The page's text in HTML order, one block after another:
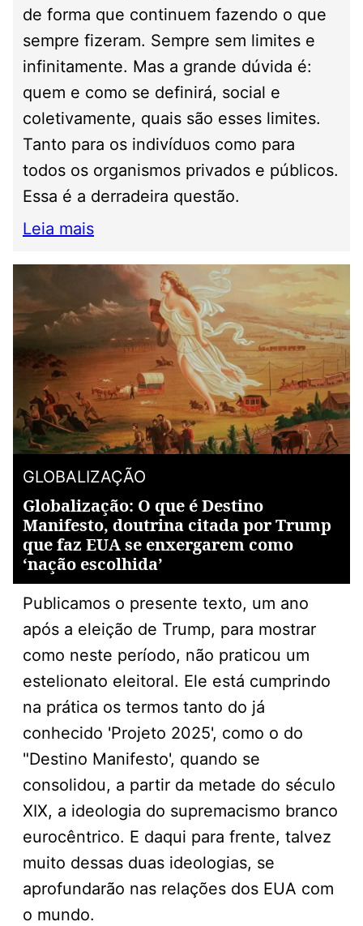
de forma que continuem fazendo o que
sempre fizeram. Sempre sem limites e
infinitamente. Mas a grande dúvida é:
quem e como se definirá, social e
coletivamente, quais são esses limites.
Tanto para os indivíduos como para
todos os organismos privados e públicos.
Essa é a derradeira questão.
Leia mais
GLOBALIZAÇÃO
Globalização: O que é Destino
Manifesto, doutrina citada por Trump
que faz EUA se enxergarem como
‘nação escolhida’
Publicamos o presente texto, um ano
após a eleição de Trump, para mostrar
como neste período, não praticou um
estelionato eleitoral. Ele está cumprindo
na prática os termos tanto do já
conhecido 'Projeto 2025', como o do
"Destino Manifesto', quando se
consolidou, a partir da metade do século
XIX, a ideologia do supremacismo branco
eurocêntrico. E daqui para frente, talvez
muito dessas duas ideologias, se
aprofundarão nas relações dos EUA com
o mundo.